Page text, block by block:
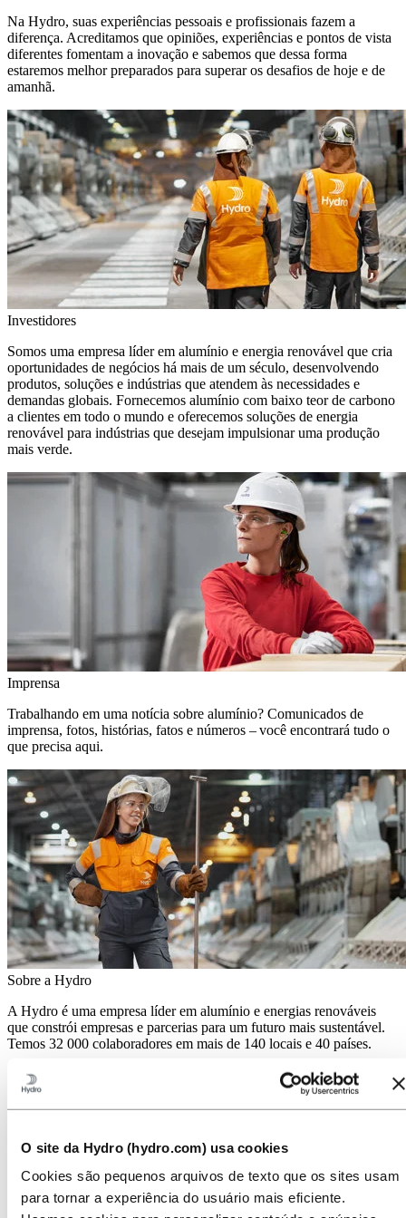
O site da Hydro (hydro.com) usa cookies
Cookies são pequenos arquivos de texto que os sites usam
para tornar a experiência do usuário mais eficiente.
Na Hydro, suas experiências pessoais e profissionais fazem a
diferença. Acreditamos que opiniões, experiências e pontos de vista
diferentes fomentam a inovação e sabemos que dessa forma
estaremos melhor preparados para superar os desafios de hoje e de
amanhã.
Investidores
Somos uma empresa líder em alumínio e energia renovável que cria
oportunidades de negócios há mais de um século, desenvolvendo
produtos, soluções e indústrias que atendem às necessidades e
demandas globais. Fornecemos alumínio com baixo teor de carbono
a clientes em todo o mundo e oferecemos soluções de energia
renovável para indústrias que desejam impulsionar uma produção
mais verde.
Imprensa
Trabalhando em uma notícia sobre alumínio? Comunicados de
imprensa, fotos, histórias, fatos e números – você encontrará tudo o
que precisa aqui.
Sobre a Hydro
A Hydro é uma empresa líder em alumínio e energias renováveis
que constrói empresas e parcerias para um futuro mais sustentável.
Temos 32 000 colaboradores em mais de 140 locais e 40 países.
Indústrias que atendemos
Inovação e P&D
Ir para:Energia
Atuação da Hydro Energia no Brasil
Hydro Rein